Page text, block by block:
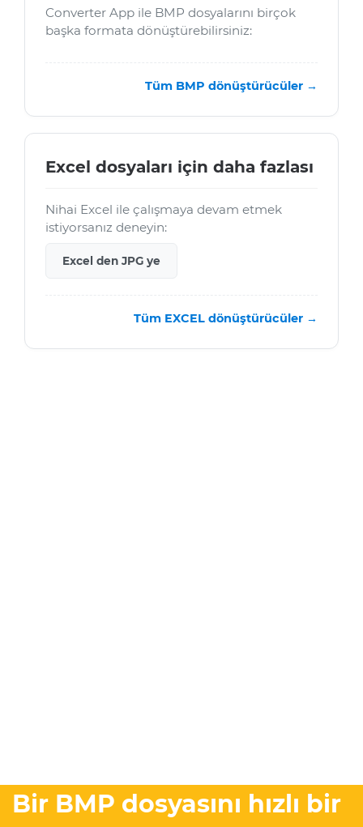
Converter App ile BMP dosyalarını birçok
başka formata dönüştürebilirsiniz:
Tüm BMP dönüştürücüler →
Excel dosyaları için daha fazlası
Nihai Excel ile çalışmaya devam etmek
istiyorsanız deneyin:
Excel den JPG ye
Tüm EXCEL dönüştürücüler →
Bir BMP dosyasını hızlı bir